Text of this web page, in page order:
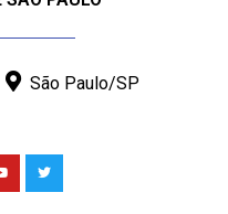
São Paulo/SP